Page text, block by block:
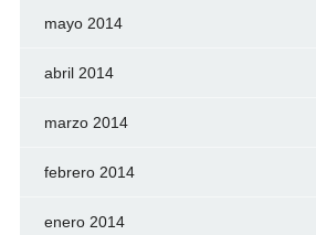
mayo 2014
abril 2014
marzo 2014
febrero 2014
enero 2014